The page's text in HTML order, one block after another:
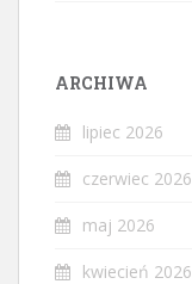
ARCHIWA
lipiec 2026
czerwiec 2026
maj 2026
kwiecień 2026